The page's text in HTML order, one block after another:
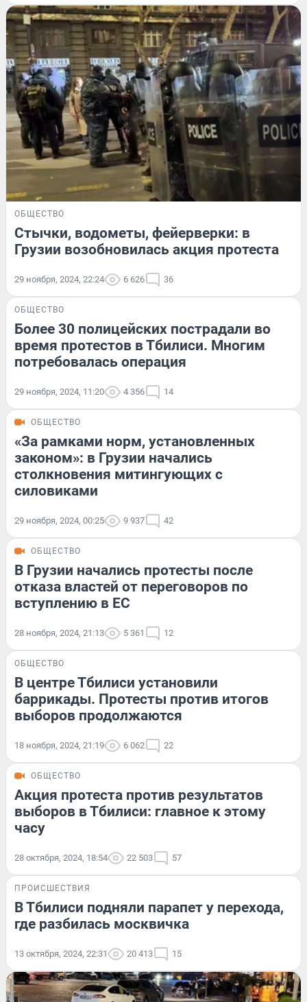
ОБЩЕСТВО
Стычки, водометы, фейерверки: в
Грузии возобновилась акция протеста
29 ноября, 2024, 22:24 6 626 36
ОБЩЕСТВО
Более 30 полицейских пострадали во
время протестов в Тбилиси. Многим
потребовалась операция
29 ноября, 2024, 11:20 4 356 14
ОБЩЕСТВО
«За рамками норм, установленных
законом»: в Грузии начались
столкновения митингующих с
силовиками
29 ноября, 2024, 00:25 9 937 42
ОБЩЕСТВО
В Грузии начались протесты после
отказа властей от переговоров по
вступлению в ЕС
28 ноября, 2024, 21:13 5 361 12
ОБЩЕСТВО
В центре Тбилиси установили
баррикады. Протесты против итогов
выборов продолжаются
18 ноября, 2024, 21:19 6 062 22
ОБЩЕСТВО
Акция протеста против результатов
выборов в Тбилиси: главное к этому
часу
28 октября, 2024, 18:54 22 503 57
ПРОИСШЕСТВИЯ
В Тбилиси подняли парапет у перехода,
где разбилась москвичка
13 октября, 2024, 22:31 20 413 15